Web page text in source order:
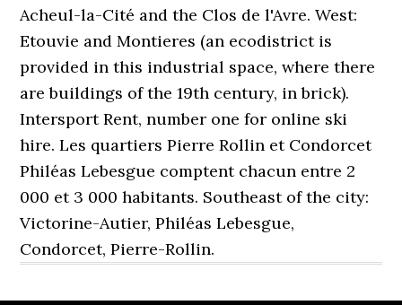
Acheul-la-Cité and the Clos de l'Avre. West:
Etouvie and Montieres (an ecodistrict is
provided in this industrial space, where there
are buildings of the 19th century, in brick).
Intersport Rent, number one for online ski
hire. Les quartiers Pierre Rollin et Condorcet
Philéas Lebesgue comptent chacun entre 2
000 et 3 000 habitants. Southeast of the city:
Victorine-Autier, Philéas Lebesgue,
Condorcet, Pierre-Rollin.